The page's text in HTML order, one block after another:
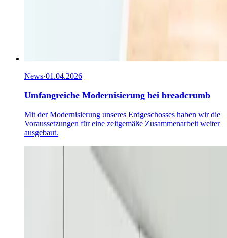
News·01.04.2026
Umfangreiche Modernisierung bei breadcrumb
Mit der Modernisierung unseres Erdgeschosses haben wir die
Voraussetzungen für eine zeitgemäße Zusammenarbeit weiter
ausgebaut.